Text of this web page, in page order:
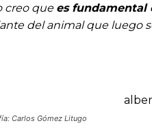
creo que es fundamental
del animal que luego
Carlos Gómez Litugo